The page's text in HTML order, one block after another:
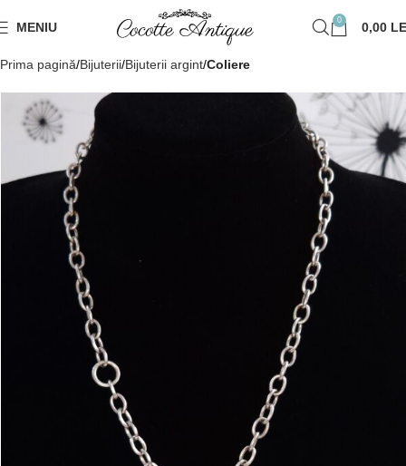
MENIU 0 0,00
Prima pagină Bijuterii Bijuterii argint Coliere